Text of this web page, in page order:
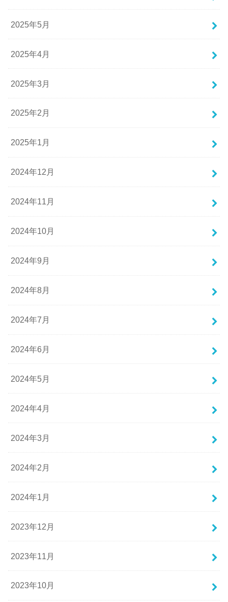
2025年5月
2025年4月
2025年3月
2025年2月
2025年1月
2024年12月
2024年11月
2024年10月
2024年9月
2024年8月
2024年7月
2024年6月
2024年5月
2024年4月
2024年3月
2024年2月
2024年1月
2023年12月
2023年11月
2023年10月